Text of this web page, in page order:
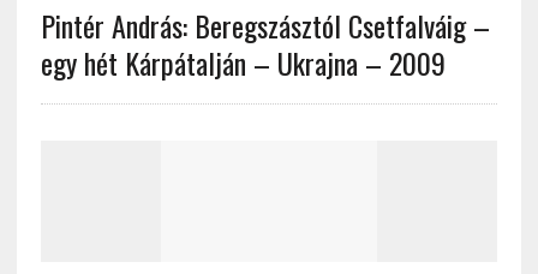
Pintér András: Beregszásztól Csetfalváig –
egy hét Kárpátalján – Ukrajna – 2009